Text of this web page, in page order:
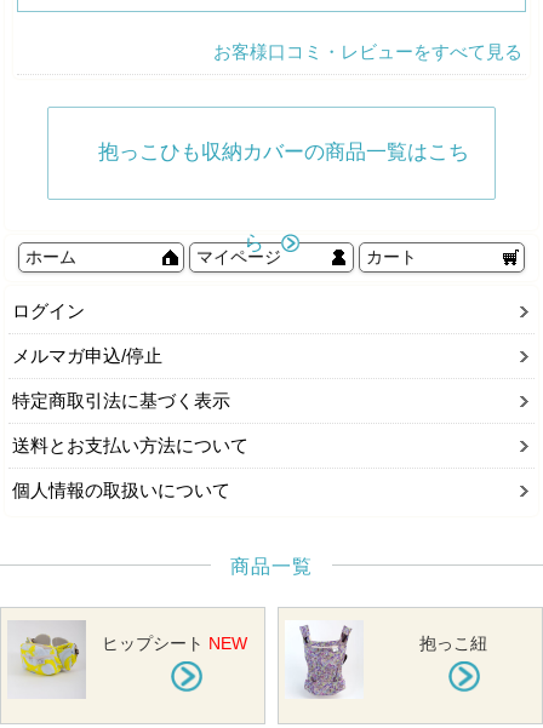
お客様口コミ・レビューをすべて見る
抱っこひも収納カバーの商品一覧はこち
ら
ホーム マイページ カート
ログイン
メルマガ申込/停止
特定商取引法に基づく表示
送料とお支払い方法について
個人情報の取扱いについて
商品一覧
ヒップシート NEW 抱っこ紐